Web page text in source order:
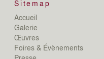
Sitemap
Accueil
Galerie
Œuvres
Foires & Évènements